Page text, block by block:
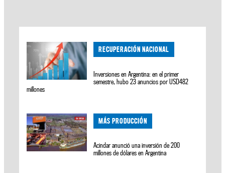
RECUPERACIÓN NACIONAL
Inversiones en Argentina: en el primer
semestre, hubo 23 anuncios por USD482
millones
MÁS PRODUCCIÓN
Acindar anunció una inversión de 200
millones de dólares en Argentina